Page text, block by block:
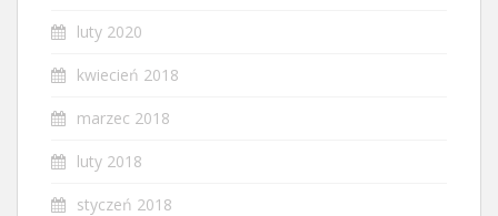
luty 2020
kwiecień 2018
marzec 2018
luty 2018
styczeń 2018